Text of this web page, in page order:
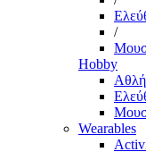
/
Hobby
Wearables